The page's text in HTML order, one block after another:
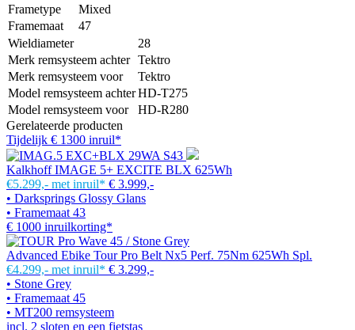
Frametype
Mixed
Framemaat
47
Wieldiameter
28
Merk remsysteem achter Tektro
Merk remsysteem voor
Tektro
Model remsysteem achterHD-T275
Model remsysteem voor
HD-R280
Gerelateerde producten
Tijdelijk € 1300 inruil*
Kalkhoff IMAGE 5+ EXCITE BLX 625Wh
€5.299,- met inruil* € 3.999,-
• Darksprings Glossy Glans
• Framemaat 43
€ 1000 inruilkorting*
Advanced Ebike Tour Pro Belt Nx5 Perf. 75Nm 625Wh Spl.
€4.299,- met inruil* € 3.299,-
• Stone Grey
• Framemaat 45
• MT200 remsysteem
incl. 2 sloten en een fietstas